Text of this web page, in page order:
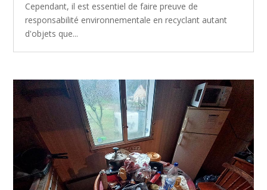
Cependant, il est essentiel de faire preuve de
responsabilité environnementale en recyclant autant
d'objets que...